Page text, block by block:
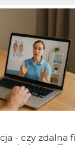
- czy zdalna